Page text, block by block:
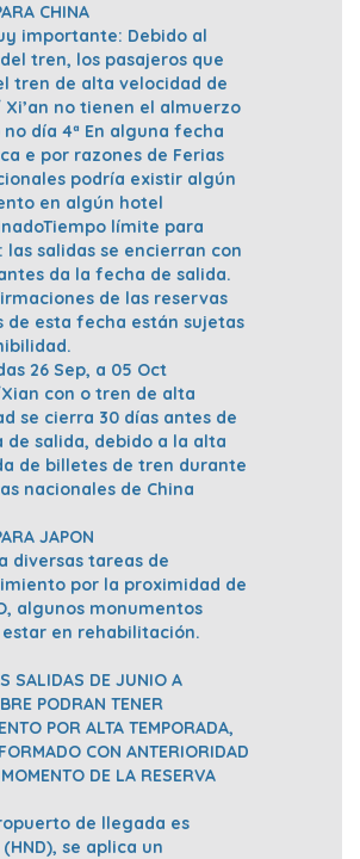
CHINA
importante: Debido al
tren, los pasajeros que
tren de alta velocidad de
no tienen el almuerzo
día 4ª En alguna fecha
e por razones de Ferias
podría existir algún
en algún hotel
límite para
las salidas se encierran con
da la fecha de salida.
de las reservas
de esta fecha están sujetas
26 Sep, a 05 Oct
con o tren de alta
se cierra 30 días antes de
de salida, debido a la alta
de billetes de tren durante
nacionales de China
JAPON
diversas tareas de
por la proximidad de
algunos monumentos
en rehabilitación.
SALIDAS DE JUNIO A
PODRAN TENER
POR ALTA TEMPORADA,
CON ANTERIORIDAD
DE LA RESERVA
de llegada es
se aplica un